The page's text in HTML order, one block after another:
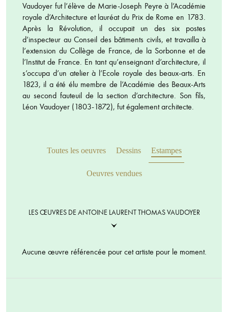
Vaudoyer fut l’élève de Marie-Joseph Peyre à l’Académie
royale d’Architecture et lauréat du Prix de Rome en 1783.
Après la Révolution, il occupait un des six postes
d’inspecteur au Conseil des bâtiments civils, et travailla à
l’extension du Collège de France, de la Sorbonne et de
l’Institut de France. En tant qu’enseignant d’architecture, il
s’occupa d’un atelier à l’Ecole royale des beaux-arts. En
1823, il a été élu membre de l’Académie des Beaux-Arts
au second fauteuil de la section d’architecture. Son fils,
Léon Vaudoyer (1803-1872), fut également architecte.
Toutes les oeuvres Dessins Estampes
Oeuvres vendues
LES ŒUVRES DE ANTOINE LAURENT THOMAS VAUDOYER
Aucune œuvre référencée pour cet artiste pour le moment.